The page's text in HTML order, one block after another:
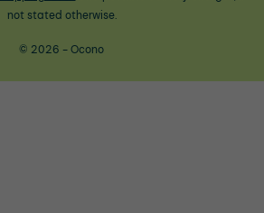
not stated otherwise.
© 2026 - Ocono